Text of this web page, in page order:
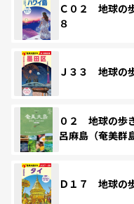
Ｃ０２ 地球の
８
Ｊ３３ 地球の
０２ 地球の
呂麻島（奄美
Ｄ１７ 地球の